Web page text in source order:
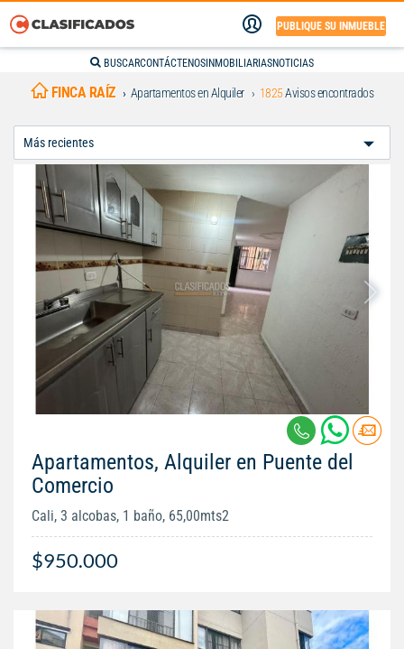
PUBLIQUE SU INMUEBLE
BUSCARCONTÁCTENOS INMOBILIARIASNOTICIAS
FINCA RAÍZ Apartamentos en Alquiler 1825Avisos encontrados
Apartamentos, Alquiler en Puente del
Comercio
Cali, 3 alcobas, 1 baño, 65,00mts2
$950.000